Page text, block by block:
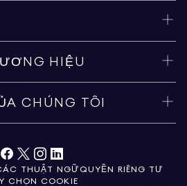
HIỆU
CHÚNG TÔI
THUẬT NGỮ QUYỀN RIÊNG TƯ
CHỌN COOKIE